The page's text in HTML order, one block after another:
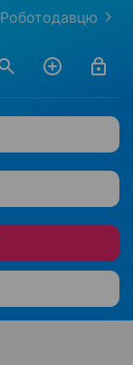
Роботодавцю